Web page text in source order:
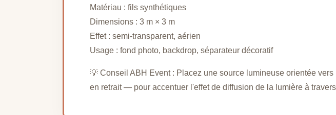
Matériau : fils synthétiques
Dimensions : 3 m × 3 m
Effet : semi-transparent, aérien
Usage : fond photo, backdrop, séparateur décoratif
💡 Conseil ABH Event : Placez une source lumineuse orientée
en retrait — pour accentuer l'effet de diffusion de la lumière à